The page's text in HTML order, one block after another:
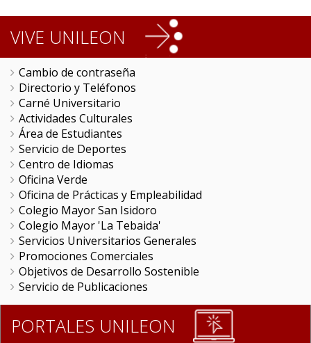
VIVE UNILEON
Cambio de contraseña
Directorio y Teléfonos
Carné Universitario
Actividades Culturales
Área de Estudiantes
Servicio de Deportes
Centro de Idiomas
Oficina Verde
Oficina de Prácticas y Empleabilidad
Colegio Mayor San Isidoro
Colegio Mayor 'La Tebaida'
Servicios Universitarios Generales
Promociones Comerciales
Objetivos de Desarrollo Sostenible
Servicio de Publicaciones
PORTALES UNILEON